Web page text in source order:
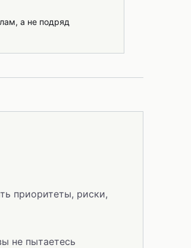
а не подряд
приоритеты, риски,
не пытаетесь